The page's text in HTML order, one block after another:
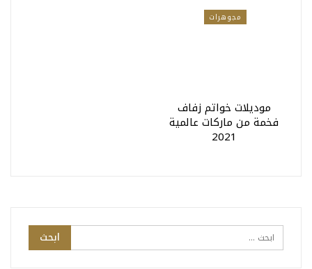
مجوهرات
موديلات خواتم زفاف
فخمة من ماركات عالمية
2021